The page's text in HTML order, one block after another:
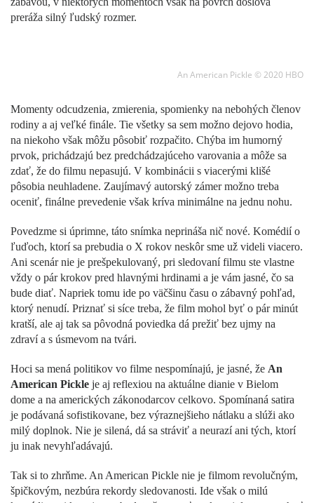
preráža silný ľudský rozmer.
An American Pickle © 2020 HBO
Momenty odcudzenia, zmierenia, spomienky na nebohých členov
rodiny a aj veľké finále. Tie všetky sa sem možno dejovo hodia,
na niekoho však môžu pôsobiť rozpačito. Chýba im humorný
prvok, prichádzajú bez predchádzajúceho varovania a môže sa
zdať, že do filmu nepasujú. V kombinácii s viacerými klišé
pôsobia neuhladene. Zaujímavý autorský zámer možno treba
oceniť, finálne prevedenie však kríva minimálne na jednu nohu.
Povedzme si úprimne, táto snímka neprináša nič nové. Komédií o
ľuďoch, ktorí sa prebudia o X rokov neskôr sme už videli viacero.
Ani scenár nie je prešpekulovaný, pri sledovaní filmu ste vlastne
vždy o pár krokov pred hlavnými hrdinami a je vám jasné, čo sa
bude diať. Napriek tomu ide po väčšinu času o zábavný pohľad,
ktorý nenudí. Priznať si síce treba, že film mohol byť o pár minút
kratší, ale aj tak sa pôvodná poviedka dá prežiť bez ujmy na
zdraví a s úsmevom na tvári.
Hoci sa mená politikov vo filme nespomínajú, je jasné, že An
American Pickle je aj reflexiou na aktuálne dianie v Bielom
dome a na amerických zákonodarcov celkovo. Spomínaná satira
je podávaná sofistikovane, bez výraznejšieho nátlaku a slúži ako
milý doplnok. Nie je silená, dá sa stráviť a neurazí ani tých, ktorí
ju inak nevyhľadávajú.
Tak si to zhrňme. An American Pickle nie je filmom revolučným,
špičkovým, nezbúra rekordy sledovanosti. Ide však o milú